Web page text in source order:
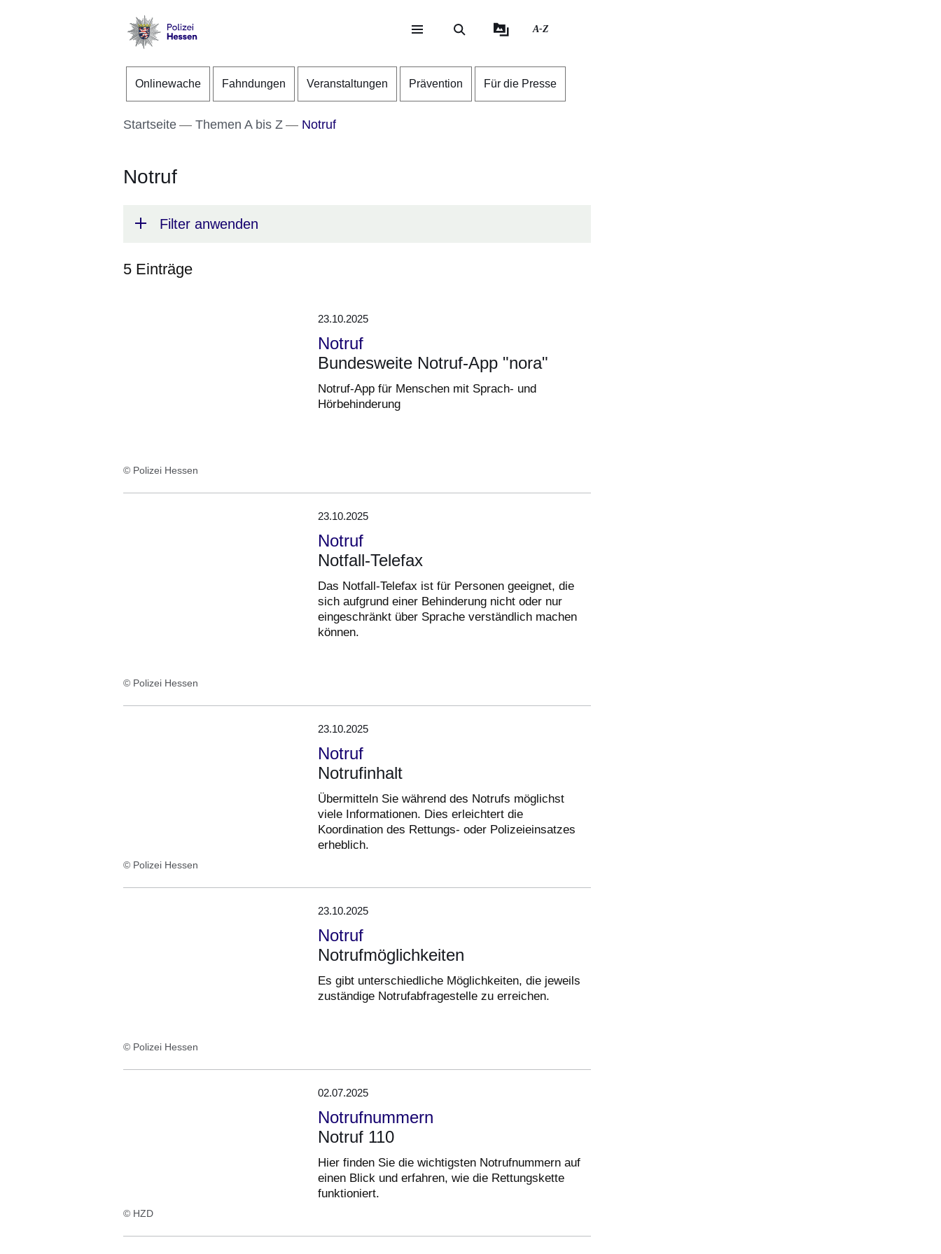
Direkt zum Kopf der Seite
Direkt zum Inhalt
Direkt zum Fuß der Seite
Hessen
A-Z
Onlinewache Fahndungen Veranstaltungen Prävention Für die Presse
Startseite Themen A bis Z Notruf
Notruf
Filter anwenden
5 Einträge
© Polizei Hessen
23.10.2025
Notruf
Bundesweite Notruf-App "nora"
Notruf-App für Menschen mit Sprach- und
Hörbehinderung
© Polizei Hessen
23.10.2025
Notruf
Notfall-Telefax
Das Notfall-Telefax ist für Personen geeignet, die
sich aufgrund einer Behinderung nicht oder nur
eingeschränkt über Sprache verständlich machen
können.
© Polizei Hessen
23.10.2025
Notruf
Notrufinhalt
Übermitteln Sie während des Notrufs möglichst
viele Informationen. Dies erleichtert die
Koordination des Rettungs- oder Polizeieinsatzes
erheblich.
© Polizei Hessen
23.10.2025
Notruf
Notrufmöglichkeiten
Es gibt unterschiedliche Möglichkeiten, die jeweils
zuständige Notrufabfragestelle zu erreichen.
© HZD
02.07.2025
Notrufnummern
Notruf 110
Hier finden Sie die wichtigsten Notrufnummern auf
einen Blick und erfahren, wie die Rettungskette
funktioniert.